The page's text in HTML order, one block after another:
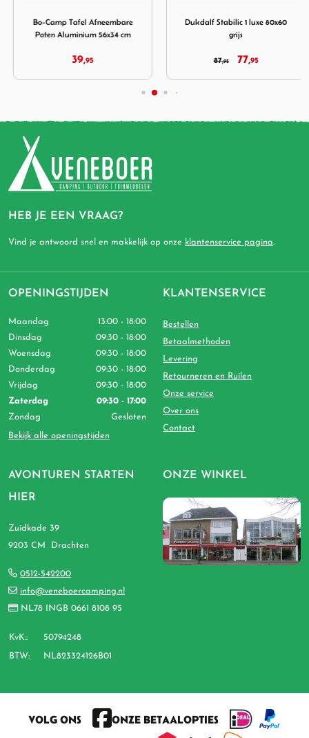
Bo-Camp Tafel Afneembare
Poten Aluminium 56x34 cm
39,95
Dukdalf Stabilic 1 luxe 80x60
grijs
87,95 77,95
HEB JE EEN VRAAG?
Vind je antwoord snel en makkelijk op onze klantenservice pagina.
AVONTUREN STARTEN
HIER
Zuidkade 39
9203 CM Drachten
0512-542200
info@veneboercamping.nl
NL78 INGB 0661 8108 95
KvK.: 50794248
BTW: NL823324126B01
OPENINGSTIJDEN
Maandag
13:00 - 18:00
Dinsdag
09:30 - 18:00
Woensdag
09:30 - 18:00
Donderdag
09:30 - 18:00
Vrijdag
09:30 - 18:00
Zaterdag
09:30 - 17:00
Zondag
Gesloten
Bekijk alle openingstijden
KLANTENSERVICE
Bestellen
Betaalmethoden
Levering
Retourneren en Ruilen
Onze service
Over ons
Contact
ONZE WINKEL
VOLG ONS
ONZE BETAALOPTIES